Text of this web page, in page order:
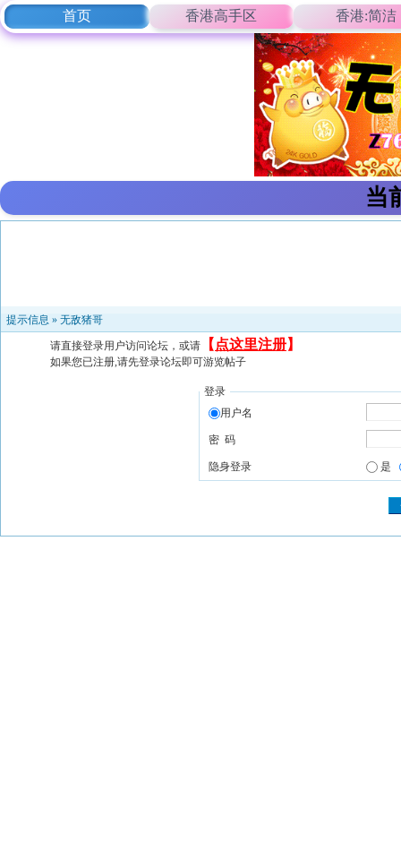
首页 香港高手区 香港:简洁
当
提示信息 » 无敌猪哥
请直接登录用户访问论坛，或请 【 点这里注册】
如果您已注册,请先登录论坛即可游览帖子
登录
用户名
密 码
隐身登录 是